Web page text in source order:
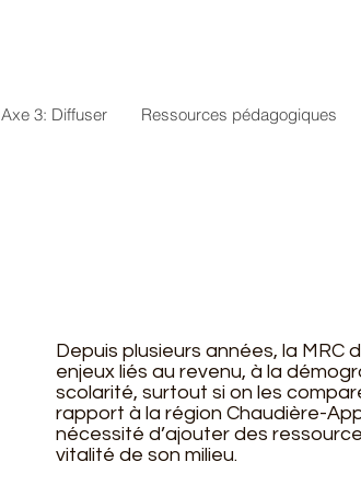
Axe 3: Diffuser Ressources pédagogiques
Depuis plusieurs années, la MRC
enjeux liés au revenu, à la
scolarité, surtout si on les
rapport à la région Chaudière-
nécessité d’ajouter des
vitalité de son milieu.